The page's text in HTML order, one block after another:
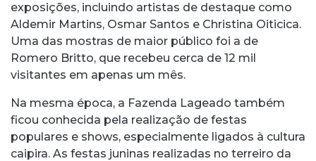
exposições, incluindo artistas de destaque como
Aldemir Martins, Osmar Santos e Christina Oiticica.
Uma das mostras de maior público foi a de
Romero Britto, que recebeu cerca de 12 mil
visitantes em apenas um mês.
Na mesma época, a Fazenda Lageado também
ficou conhecida pela realização de festas
populares e shows, especialmente ligados à cultura
caipira. As festas juninas realizadas no terreiro da